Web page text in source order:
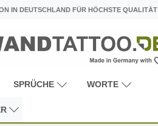
IN DEUTSCHLAND FÜR HÖCHSTE QUALITÄT
SPRÜCHE WORTE